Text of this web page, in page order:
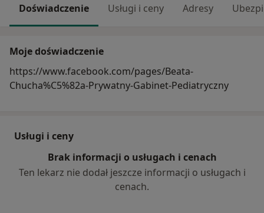
Doświadczenie Usługi i ceny Adresy
Moje doświadczenie
https://www.facebook.com/pages/Beata-
Chucha%C5%82a-Prywatny-Gabinet-Pediatryczny
Usługi i ceny
Brak informacji o usługach i cenach
Ten lekarz nie dodał jeszcze informacji o usługach i
cenach.